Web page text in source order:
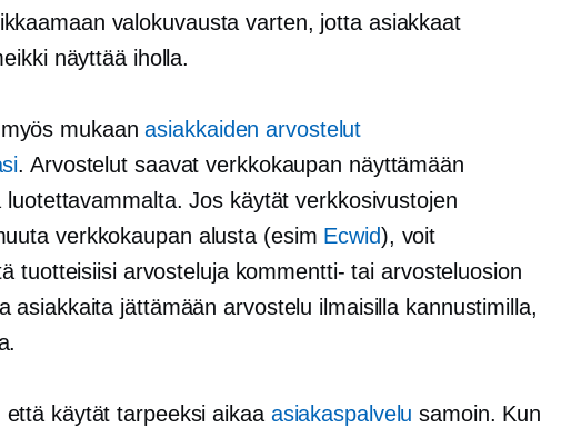
valokuvausta varten, jotta asiakkaat
näyttää iholla.
mukaanasiakkaiden arvostelut
. Arvostelut saavat verkkokaupan näyttämään
luotettavammalta. Jos käytät verkkosivustojen
verkkokaupan alusta (esim Ecwid), voit
tuotteisiisi arvosteluja kommentti- tai arvosteluosion
asiakkaita jättämään arvostelu ilmaisilla kannustimilla,
käytät tarpeeksi aikaa asiakaspalvelu samoin. Kun